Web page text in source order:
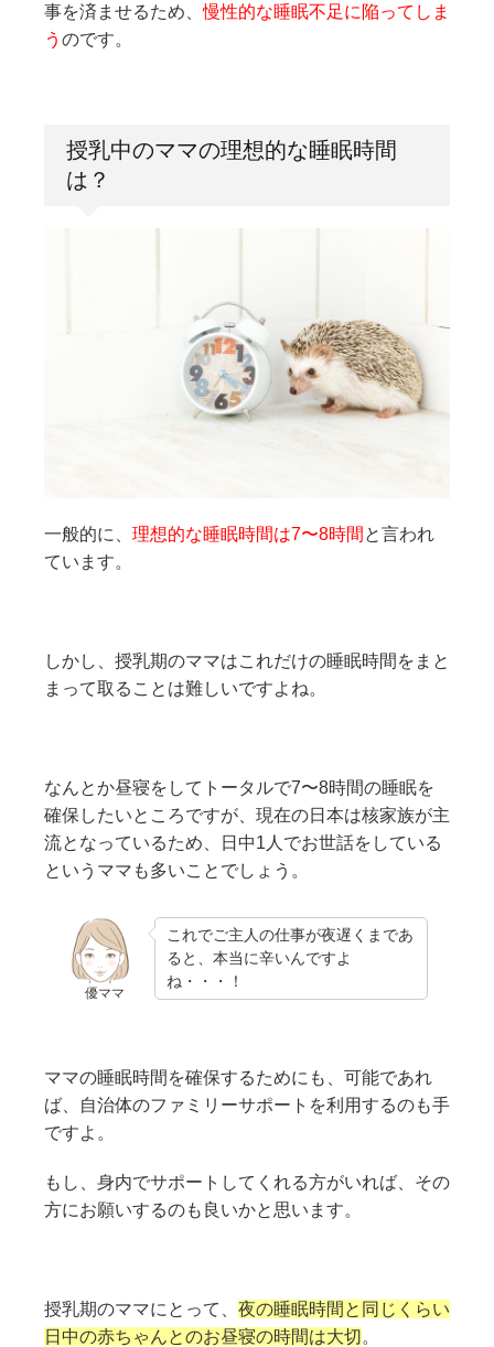
事を済ませるため、慢性的な睡眠不足に陥ってしま
う のです。
授乳中のママの理想的な睡眠時間
は？
一般的に、 理想的な睡眠時間は7〜8時間 と言われ
ています。
しかし、授乳期のママはこれだけの睡眠時間をまと
まって取ることは難しいですよね。
なんとか昼寝をしてトータルで7〜8時間の睡眠を
確保したいところですが、現在の日本は核家族が主
流となっているため、日中1人でお世話をしている
というママも多いことでしょう。
優ママ
これでご主人の仕事が夜遅くまであ
ると、本当に辛いんですよ
ね・・・！
ママの睡眠時間を確保するためにも、可能であれ
ば、自治体のファミリーサポートを利用するのも手
ですよ。
もし、身内でサポートしてくれる方がいれば、その
方にお願いするのも良いかと思います。
授乳期のママにとって、 夜の睡眠時間と同じくらい
日中の赤ちゃんとのお昼寝の時間は大切 。